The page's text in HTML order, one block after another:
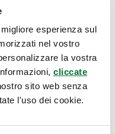
esperienza sul
nel vostro
la vostra
cliccate
sito web senza
l'uso dei cookie.